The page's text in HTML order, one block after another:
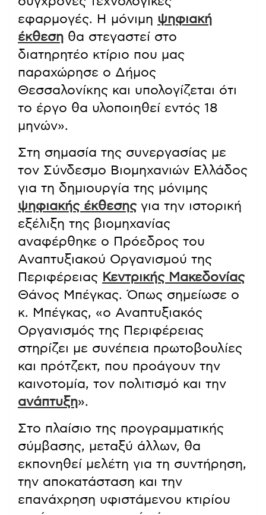
εφαρμογές. Η μόνιμη ψηφιακή
έκθεση θα στεγαστεί στο
διατηρητέο κτίριο που μας
παραχώρησε ο Δήμος
Θεσσαλονίκης και υπολογίζεται ότι
το έργο θα υλοποιηθεί εντός 18
μηνών».
Στη σημασία της συνεργασίας με
τον Σύνδεσμο Βιομηχανιών Ελλάδος
για τη δημιουργία της μόνιμης
ψηφιακής έκθεσηςγια την ιστορική
εξέλιξη της βιομηχανίας
αναφέρθηκε ο Πρόεδρος του
Αναπτυξιακού Οργανισμού της
Περιφέρειας Κεντρικής Μακεδονίας
Θάνος Μπέγκας. Όπως σημείωσε ο
κ. Μπέγκας, «ο Αναπτυξιακός
Οργανισμός της Περιφέρειας
στηρίζει με συνέπεια πρωτοβουλίες
και πρότζεκτ, που προάγουν την
καινοτομία, τον πολιτισμό και την
ανάπτυξη».
Στο πλαίσιο της προγραμματικής
σύμβασης, μεταξύ άλλων, θα
εκπονηθεί μελέτη για τη συντήρηση,
την αποκατάσταση και την
επανάχρηση υφιστάμενου κτιρίου